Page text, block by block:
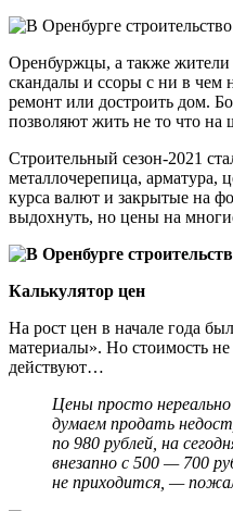
Оренбуржцы, а также жители
скандалы и ссоры с ни в чем
ремонт или достроить дом.
позволяют жить не то что на
Строительный сезон-2021
металлочерепица, арматура,
курса валют и закрытые на
выдохнуть, но цены на
Калькулятор цен
На рост цен в начале года
материалы». Но стоимость
действуют…
Цены просто
думаем продать
по 980 рублей, на
внезапно с 500 — 700
не приходится, —